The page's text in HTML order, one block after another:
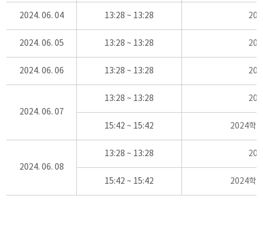
2024. 06. 04 13:28 ~ 13:28
2024. 06. 05 13:28 ~ 13:28
2024. 06. 06 13:28 ~ 13:28
2024. 06. 07
13:28 ~ 13:28
15:42 ~ 15:42 2024학
2024. 06. 08
13:28 ~ 13:28
15:42 ~ 15:42 2024학